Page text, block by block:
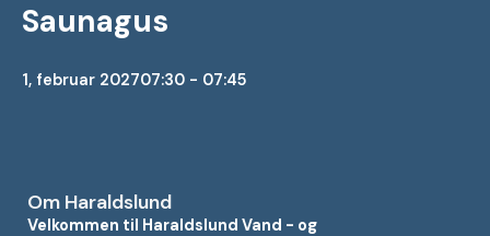
Saunagus
1, februar 202707:30 - 07:45
Om Haraldslund
Velkommen til Haraldslund Vand - og